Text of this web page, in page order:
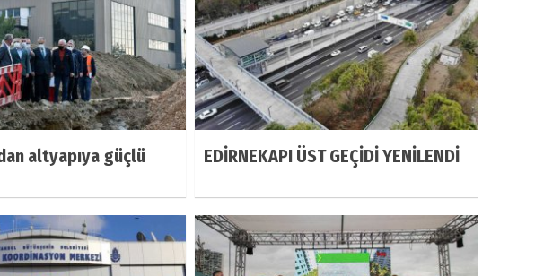
altyapıya güçlü
EDİRNEKAPI ÜST GEÇİDİ YENİLENDİ